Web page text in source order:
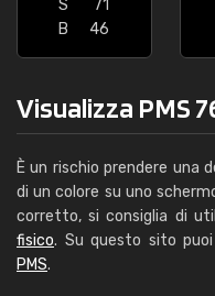
S
71
B
46
Visualizza PMS
È un rischio prendere una
di un colore su uno
corretto, si consiglia di
fisico. Su questo sito puoi
PMS.